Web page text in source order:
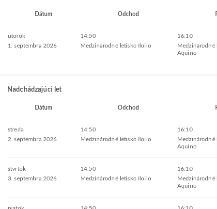
Dátum Odchod
utorok
1. septembra 2026
14:50
Medzinárodné letisko Iloilo
16:10
Medzinárodné
Aquino
Nadchádzajúci let
Dátum Odchod
streda
2. septembra 2026
14:50
Medzinárodné letisko Iloilo
16:10
Medzinárodné
Aquino
štvrtok
3. septembra 2026
14:50
Medzinárodné letisko Iloilo
16:10
Medzinárodné
Aquino